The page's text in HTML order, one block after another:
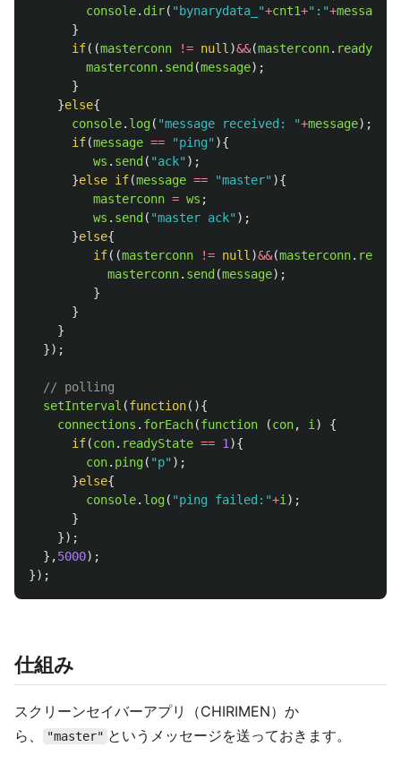
console. dir( " bynarydata_ "+cnt1+" : "+message
}
if((masterconn != null )&&(masterconn.
masterconn. send (message);
}
}else{
console. log( "message received: "+message);
if(message == "ping" ){
ws . send ( "ack" );
}else if(message == "master" ){
masterconn = ws ;
ws . send ( "master ack" );
}else{
if((masterconn != null )&&(masterconn.
masterconn. send (message);
}
}
}
});
// polling
setInterval (function(){
connections . forEach(function (con, i )
{
if(con. readyState == 1 ){
con. ping( "p" );
}else{
console. log( "ping failed: "+i );
}
});
},5000);
});
仕組み
スクリーンセイバーアプリ（CHIRIMEN）か
ら、
"master" というメッセージを送っておきます。